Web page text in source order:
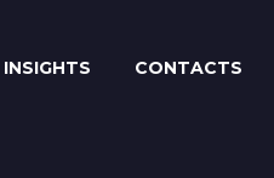
CONTACTS